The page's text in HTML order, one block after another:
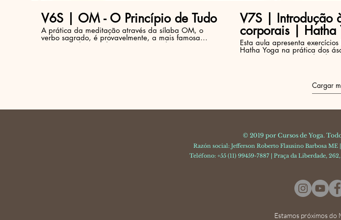
V6S | OM - O Princípio de Tudo
A prática da meditação através da sílaba OM, o
verbo sagrado, é provavelmente, a mais famosa
técnica meditativa do Yoga. Neste vídeo ensinamos
V7S | Introdução
corporais | Hatha
Esta aula apresenta
Hatha Yoga na prática dos
corporais). Compreendendo
É uma ótima prática para
Cargar
© 2019 por Cursos de Yoga.
Razón social: Jefferson Roberto Flausino Barbosa
Teléfono: +55 (11) 99459-7887 | Praça da Liberdade,
Estamos próximos do